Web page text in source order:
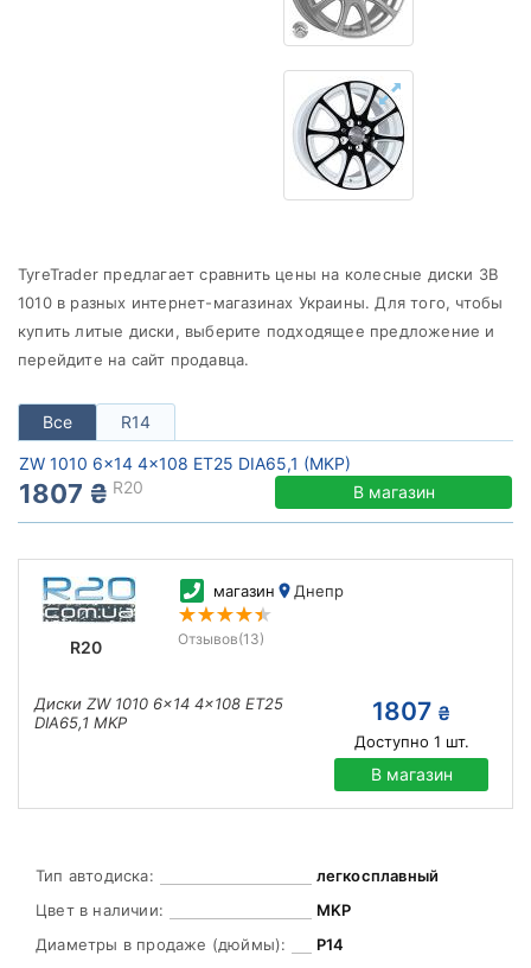
TyreTrader предлагает сравнить цены на колесные диски ЗВ
1010 в разных интернет-магазинах Украины. Для того, чтобы
купить литые диски, выберите подходящее предложение и
перейдите на сайт продавца.
Все R14
ZW 1010 6x14 4x108 ET25 DIA65,1 (MKP)
1807 ₴ R20 В магазин
R20
магазин Днепр
Отзывов(13)
Диски ZW 1010 6x14 4x108 ET25
DIA65,1 MKP
1807 ₴
Доступно 1 шт.
В магазин
Тип автодиска:
легкосплавный
Цвет в наличии:
MKP
Диаметры в продаже (дюймы):
Р14
до
Сбросить Подобрать